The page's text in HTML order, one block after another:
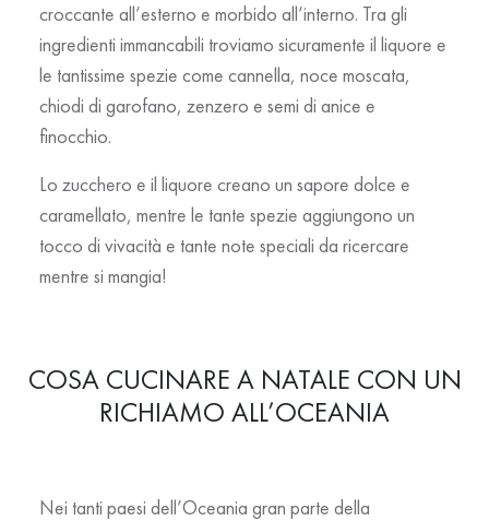
croccante all’esterno e morbido all’interno. Tra gli
ingredienti immancabili troviamo sicuramente il liquore e
le tantissime spezie come cannella, noce moscata,
chiodi di garofano, zenzero e semi di anice e
finocchio.
Lo zucchero e il liquore creano un sapore dolce e
caramellato, mentre le tante spezie aggiungono un
tocco di vivacità e tante note speciali da ricercare
mentre si mangia!
COSA CUCINARE A NATALE CON UN
RICHIAMO ALL’OCEANIA
Nei tanti paesi dell’Oceania gran parte della